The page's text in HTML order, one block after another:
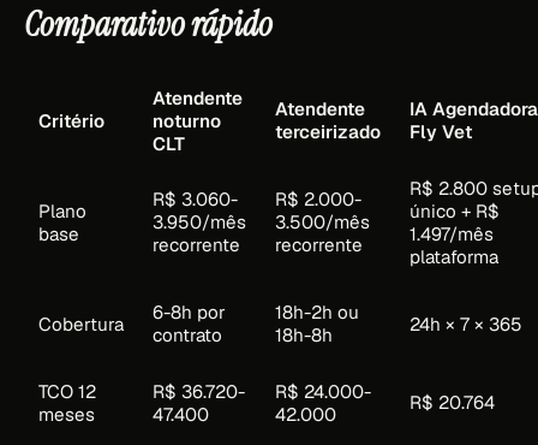
Comparativo rápido
Critério
Atendente
noturno
CLT
Atendente
terceirizado
IA Agendadora
Fly Vet
Plano
base
R$ 3.060-
3.950/mês
recorrente
R$ 2.000-
3.500/mês
recorrente
R$ 2.800
único + R$
1.497/mês
plataforma
Cobertura
6-8h por
contrato
18h-2h ou
18h-8h
24h × 7 × 365
TCO 12
meses
R$ 36.720-
47.400
R$ 24.000-
42.000
R$ 20.764